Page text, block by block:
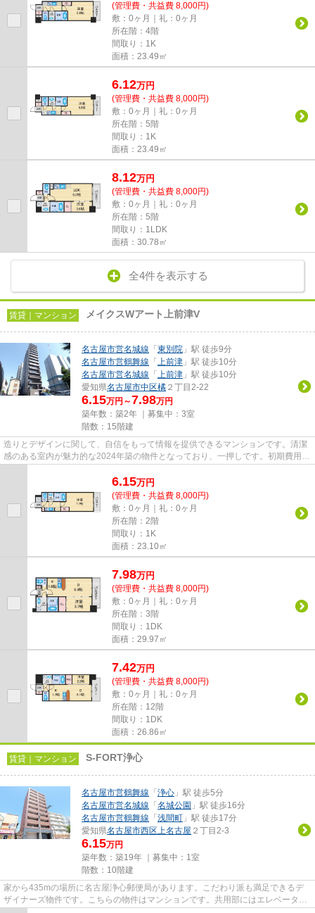
(管理費・共益費 8,000円)
敷：0ヶ月｜礼：0ヶ月
所在階：4階
間取り：1K
面積：23.49㎡
6.12万円
(管理費・共益費 8,000円)
敷：0ヶ月｜礼：0ヶ月
所在階：5階
間取り：1K
面積：23.49㎡
8.12万円
(管理費・共益費 8,000円)
敷：0ヶ月｜礼：0ヶ月
所在階：5階
間取り：1LDK
面積：30.78㎡
全4件を表示する
賃貸｜マンション メイクスWアート上前津V
名古屋市営名城線 「 東別院 」駅 徒歩9分
名古屋市営鶴舞線 「 上前津 」駅 徒歩10分
名古屋市営名城線 「 上前津 」駅 徒歩10分
愛知県名古屋市中区橘 ２丁目2-22
6.15万円～7.98万円
築年数：築2年 ｜募集中： 3室
階数：15階建
造りとデザインに関して、自信をもって情報を提供できるマンションです。清潔
感のある室内が魅力的な2024年築の物件となっており、一押しです。初期費用を
6.15万円
(管理費・共益費 8,000円)
敷：0ヶ月｜礼：0ヶ月
所在階：2階
間取り：1K
面積：23.10㎡
7.98万円
(管理費・共益費 8,000円)
敷：0ヶ月｜礼：0ヶ月
所在階：3階
間取り：1DK
面積：29.97㎡
7.42万円
(管理費・共益費 8,000円)
敷：0ヶ月｜礼：0ヶ月
所在階：12階
間取り：1DK
面積：26.86㎡
賃貸｜マンション S-FORT浄心
名古屋市営鶴舞線 「 浄心 」駅 徒歩5分
名古屋市営名城線 「 名城公園 」駅 徒歩16分
名古屋市営鶴舞線 「 浅間町 」駅 徒歩17分
愛知県名古屋市西区上名古屋 ２丁目2-3
6.15万円
築年数：築19年 ｜募集中： 1室
階数：10階建
家から435mの場所に名古屋浄心郵便局があります。こだわり派も満足できるデ
ザイナーズ物件です。こちらの物件はマンションです。共用部にはエレベータ・